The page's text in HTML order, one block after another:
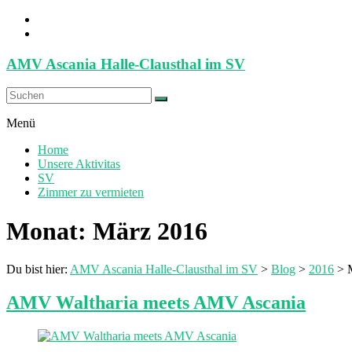
Zum
Inhalt
AMV Ascania Halle-Clausthal im SV
Menü
Home
Unsere Aktivitas
SV
Zimmer zu vermieten
Monat: März 2016
Du bist hier: AMV Ascania Halle-Clausthal im SV > Blog > 2016 >
AMV Waltharia meets AMV Ascania